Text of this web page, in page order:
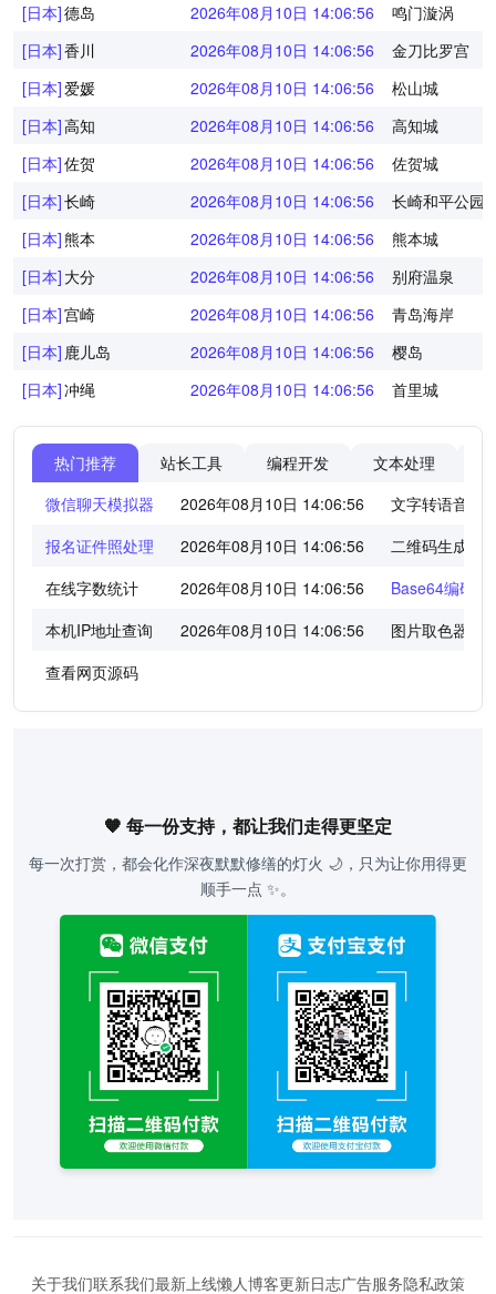
[日本]德岛 2026年08月10日 14:06:56
鸣门漩涡
[日本]香川 2026年08月10日 14:06:56
金刀比罗宫
[日本]爱媛 2026年08月10日 14:06:56
松山城
[日本]高知 2026年08月10日 14:06:56
高知城
[日本]佐贺 2026年08月10日 14:06:56
佐贺城
[日本]长崎 2026年08月10日 14:06:56
长崎和平公园
[日本]熊本 2026年08月10日 14:06:56
熊本城
[日本] 大分 2026年08月10日 14:06:56
别府温泉
[日本]宫崎 2026年08月10日 14:06:56
青岛海岸
[日本] 鹿儿岛 2026年08月10日 14:06:56
樱岛
[日本]冲绳 2026年08月10日 14:06:56 首里城
热门推荐 站长工具 编程开发 文本处理
微信聊天模拟器
2026年08月10日 14:06:56
文字转语音工
报名证件照处理
2026年08月10日 14:06:56
二维码生成器
在线字数统计
2026年08月10日 14:06:56
Base64编码/
本机IP地址查询
2026年08月10日 14:06:56
图片取色器
查看网页源码
🧡 每一份支持，都让我们走得更坚定
每一次打赏，都会化作深夜默默修缮的灯火 🌙，只为让你用得更
顺手一点 ✨。
关于我们联系我们最新上线懒人博客更新日志广告服务隐私政策